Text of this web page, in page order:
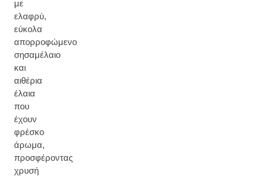
με
ελαφρύ,
εύκολα
απορροφώμενο
σησαμέλαιο
και
αιθέρια
έλαια
που
έχουν
φρέσκο
άρωμα,
προσφέροντας
χρυσή